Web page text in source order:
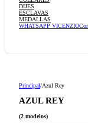
DIJES
ESCLAVAS
MEDALLAS
WHATSAPP VICENZIO
Principal/Azul Rey
AZUL REY
(2 modelos)